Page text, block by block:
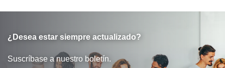
¿Desea estar siempre actualizado?
Suscríbase a nuestro boletín.